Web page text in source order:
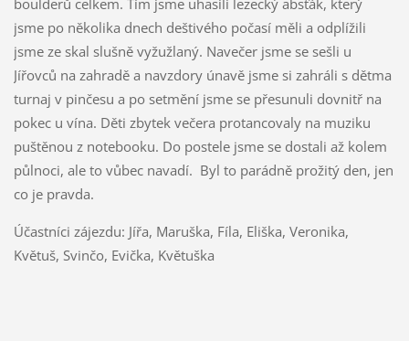
jsme po několika dnech deštivého počasí měli a odplížili
jsme ze skal slušně vyžužlaný. Navečer jsme se sešli u
Jířovců na zahradě a navzdory únavě jsme si zahráli s dětma
turnaj v pinčesu a po setmění jsme se přesunuli dovnitř na
pokec u vína. Děti zbytek večera protancovaly na muziku
puštěnou z notebooku. Do postele jsme se dostali až kolem
půlnoci, ale to vůbec navadí. Byl to parádně prožitý den, jen
co je pravda.
Účastníci zájezdu: Jířa, Maruška, Fíla, Eliška, Veronika,
Květuš, Svinčo, Evička, Květuška